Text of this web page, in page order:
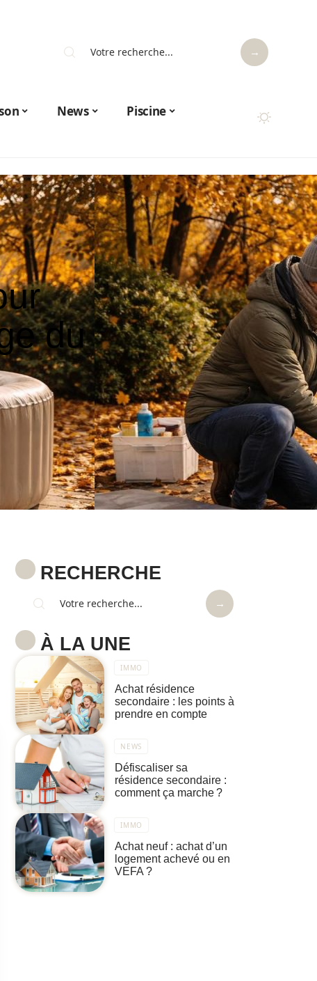
News
Piscine
du
RECHERCHE
À LA UNE
IMMO
Achat résidence
secondaire : les points à
prendre en compte
NEWS
Défiscaliser sa
résidence secondaire :
comment ça marche ?
IMMO
Achat neuf : achat d’un
logement achevé ou en
VEFA ?